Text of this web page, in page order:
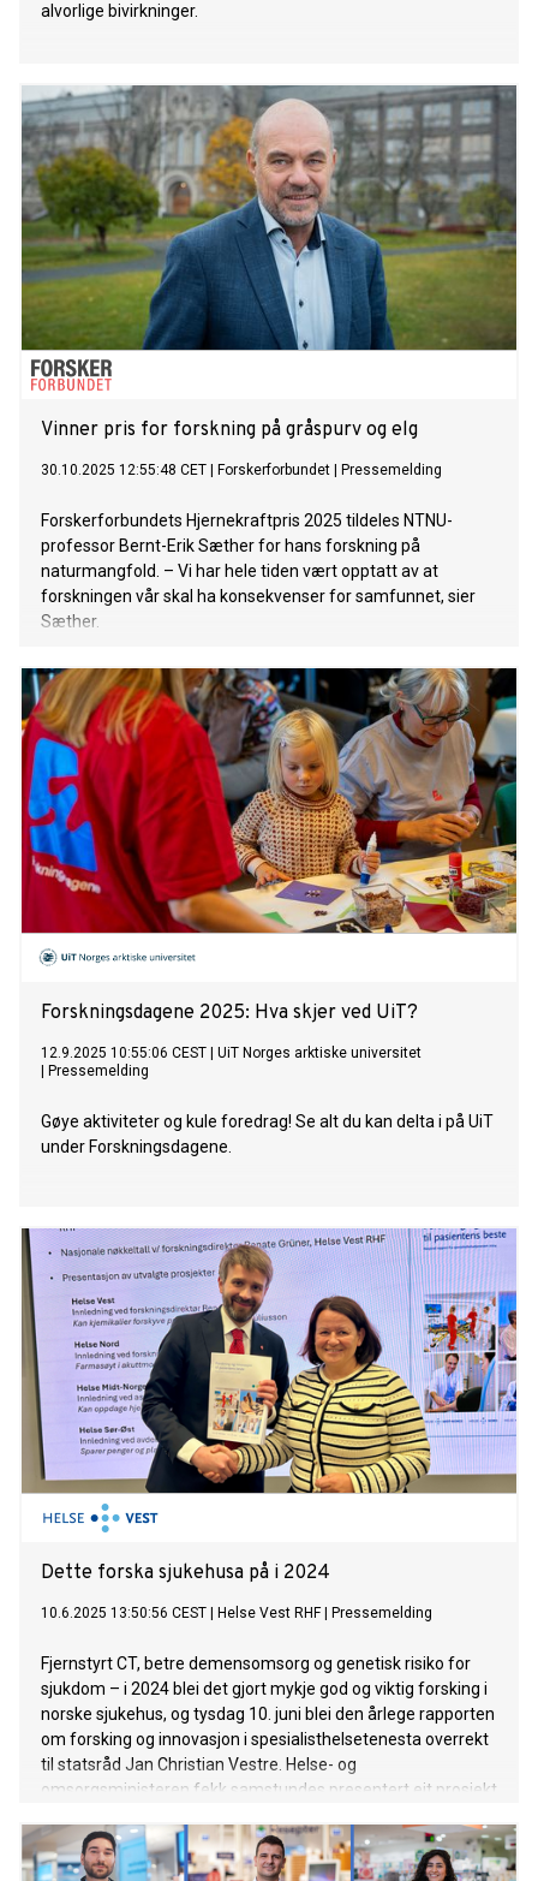
alvorlige bivirkninger.
Vinner pris for forskning på gråspurv og elg
30.10.2025 12:55:48 CET Forskerforbundet Pressemelding
Forskerforbundets Hjernekraftpris 2025 tildeles NTNU-
professor Bernt-Erik Sæther for hans forskning på
naturmangfold. – Vi har hele tiden vært opptatt av at
forskningen vår skal ha konsekvenser for samfunnet, sier
Sæther.
Forskningsdagene 2025: Hva skjer ved UiT?
12.9.2025 10:55:06 CEST
UiT Norges arktiske universitet
Pressemelding
Gøye aktiviteter og kule foredrag! Se alt du kan delta i på UiT
under Forskningsdagene.
Dette forska sjukehusa på i 2024
10.6.2025 13:50:56 CEST Helse Vest RHF| Pressemelding
Fjernstyrt CT, betre demensomsorg og genetisk risiko for
sjukdom – i 2024 blei det gjort mykje god og viktig forsking i
norske sjukehus, og tysdag 10. juni blei den årlege rapporten
om forsking og innovasjon i spesialisthelsetenesta overrekt
til statsråd Jan Christian Vestre. Helse- og
omsorgsministeren fekk samstundes presentert eit prosjekt
innovasjonsarbeidet i sjukehusa.